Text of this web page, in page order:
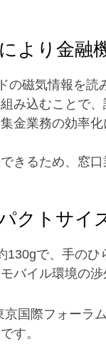
より金融
の磁気情報を
み込むことで
金業務の効率
きるため、窓
クトサイ
130gで、手の
バイル環境の
国際フォーラ
す。